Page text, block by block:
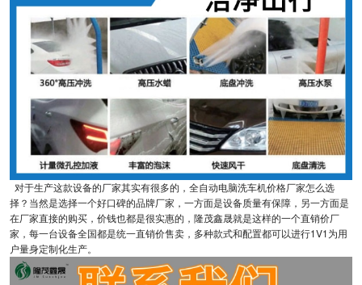
对于生产这款设备的厂家其实有很多的，全自动电脑洗车机价格厂家怎么选
择？当然是选择一个好口碑的品牌厂家，一方面是设备质量有保障，另一方面是
在厂家直接的购买，价钱也都是很实惠的，隆茂鑫晟就是这样的一个直销价厂
家，每一台设备全国都是统一直销价售卖，多种款式和配置都可以进行1V1为用
户量身定制化生产。